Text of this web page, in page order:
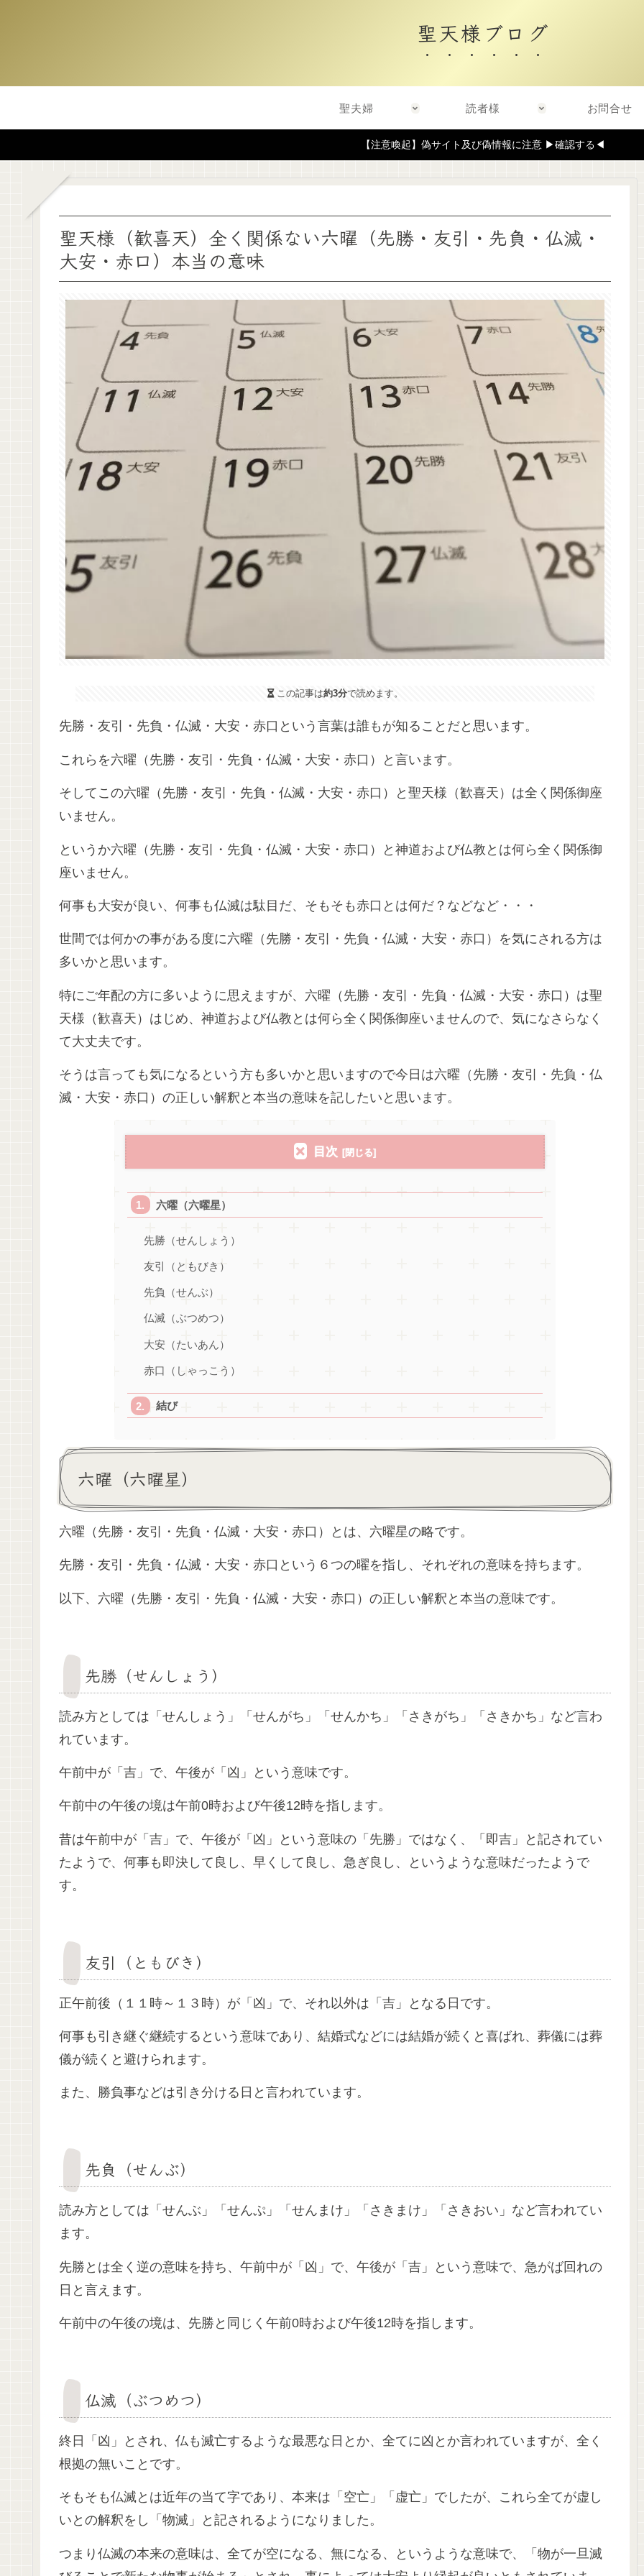
聖天様ブログ
聖夫婦 読者様 お問合せ
【注意喚起】偽サイト及び偽情報に注意 ▶確認する◀
聖天様（歓喜天）全く関係ない六曜（先勝・友引・先負・仏滅・
大安・赤口）本当の意味
この記事は約3分で読めます。
先勝・友引・先負・仏滅・大安・赤口という言葉は誰もが知ることだと思います。
これらを六曜（先勝・友引・先負・仏滅・大安・赤口）と言います。
そしてこの六曜（先勝・友引・先負・仏滅・大安・赤口）と聖天様（歓喜天）は全く関係御座
いません。
というか六曜（先勝・友引・先負・仏滅・大安・赤口）と神道および仏教とは何ら全く関係御
座いません。
何事も大安が良い、何事も仏滅は駄目だ、そもそも赤口とは何だ？などなど・・・
世間では何かの事がある度に六曜（先勝・友引・先負・仏滅・大安・赤口）を気にされる方は
多いかと思います。
特にご年配の方に多いように思えますが、六曜（先勝・友引・先負・仏滅・大安・赤口）は聖
天様（歓喜天）はじめ、神道および仏教とは何ら全く関係御座いませんので、気になさらなく
て大丈夫です。
そうは言っても気になるという方も多いかと思いますので今日は六曜（先勝・友引・先負・仏
滅・大安・赤口）の正しい解釈と本当の意味を記したいと思います。
目次
六曜（六曜星）
先勝（せんしょう）
友引（ともびき）
先負（せんぶ）
仏滅（ぶつめつ）
大安（たいあん）
赤口（しゃっこう）
結び
六曜（六曜星）
六曜（先勝・友引・先負・仏滅・大安・赤口）とは、六曜星の略です。
先勝・友引・先負・仏滅・大安・赤口という６つの曜を指し、それぞれの意味を持ちます。
以下、六曜（先勝・友引・先負・仏滅・大安・赤口）の正しい解釈と本当の意味です。
先勝（せんしょう）
読み方としては「せんしょう」「せんがち」「せんかち」「さきがち」「さきかち」など言わ
れています。
午前中が「吉」で、午後が「凶」という意味です。
午前中の午後の境は午前0時および午後12時を指します。
昔は午前中が「吉」で、午後が「凶」という意味の「先勝」ではなく、「即吉」と記されてい
たようで、何事も即決して良し、早くして良し、急ぎ良し、というような意味だったようで
す。
友引（ともびき）
正午前後（１１時～１３時）が「凶」で、それ以外は「吉」となる日です。
何事も引き継ぐ継続するという意味であり、結婚式などには結婚が続くと喜ばれ、葬儀には葬
儀が続くと避けられます。
また、勝負事などは引き分ける日と言われています。
先負（せんぶ）
読み方としては「せんぶ」「せんぷ」「せんまけ」「さきまけ」「さきおい」など言われてい
ます。
先勝とは全く逆の意味を持ち、午前中が「凶」で、午後が「吉」という意味で、急がば回れの
日と言えます。
午前中の午後の境は、先勝と同じく午前0時および午後12時を指します。
仏滅（ぶつめつ）
終日「凶」とされ、仏も滅亡するような最悪な日とか、全てに凶とか言われていますが、全く
根拠の無いことです。
そもそも仏滅とは近年の当て字であり、本来は「空亡」「虚亡」でしたが、これら全てが虚し
いとの解釈をし「物滅」と記されるようになりました。
つまり仏滅の本来の意味は、全てが空になる、無になる、というような意味で、「物が一旦滅